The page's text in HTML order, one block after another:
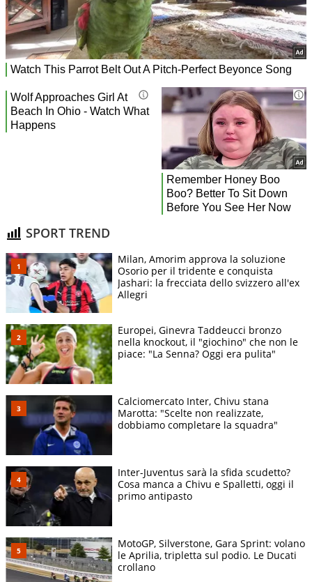
SPORT TREND
Milan, Amorim approva la soluzione
Osorio per il tridente e conquista
Jashari: la frecciata dello svizzero all'ex
Allegri
Europei, Ginevra Taddeucci bronzo
nella knockout, il "giochino" che non le
piace: "La Senna? Oggi era pulita"
Calciomercato Inter, Chivu stana
Marotta: "Scelte non realizzate,
dobbiamo completare la squadra"
Inter-Juventus sarà la sfida scudetto?
Cosa manca a Chivu e Spalletti, oggi il
primo antipasto
MotoGP, Silverstone, Gara Sprint: volano
le Aprilia, tripletta sul podio. Le Ducati
crollano